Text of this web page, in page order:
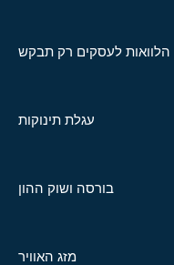
הלוואות לעסקים רק תבקש
עגלת תינוקות
בורסה ושוק ההון
מזג האוויר